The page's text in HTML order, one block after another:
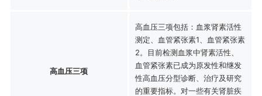
高血压三项
高血压三项包括：血浆肾素活性
测定、血管紧张素1、血管紧张素
2。目前检测血浆中肾素活性、
血管紧张素已成为原发性和继发
性高血压分型诊断、治疗及研究
的重要指标。对一些有关肾脏疾